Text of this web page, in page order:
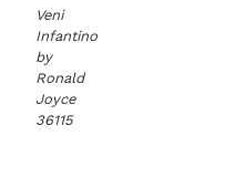
Veni
Infantino
by
Ronald
Joyce
36115